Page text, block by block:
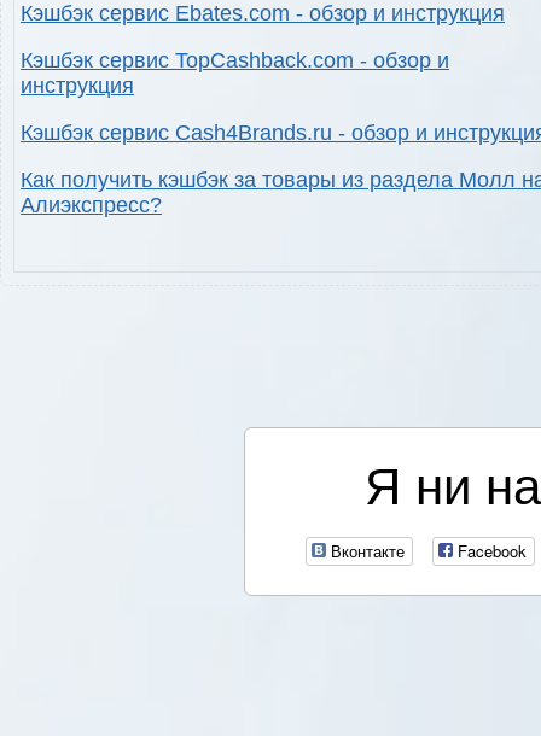
Кэшбэк сервис Ebates.com - обзор и инструкция
Кэшбэк сервис TopCashback.com - обзор и
инструкция
Кэшбэк сервис Cash4Brands.ru - обзор и
Как получить кэшбэк за товары из раздела Молл
Алиэкспресс?
Я ни
Вконтакте Facebook